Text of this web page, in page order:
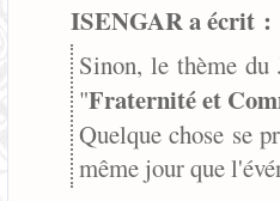
ISENGAR a écrit :
Sinon, le thème
"Fraternité et
Quelque chose se
même jour que